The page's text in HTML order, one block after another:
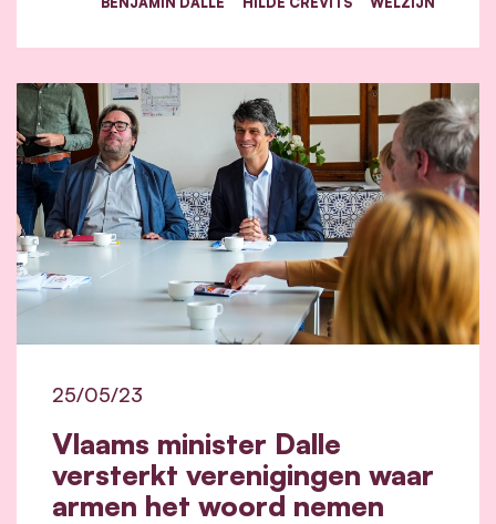
Vlaams minister Dalle
versterkt verenigingen waar
armen het woord nemen
25/05/23